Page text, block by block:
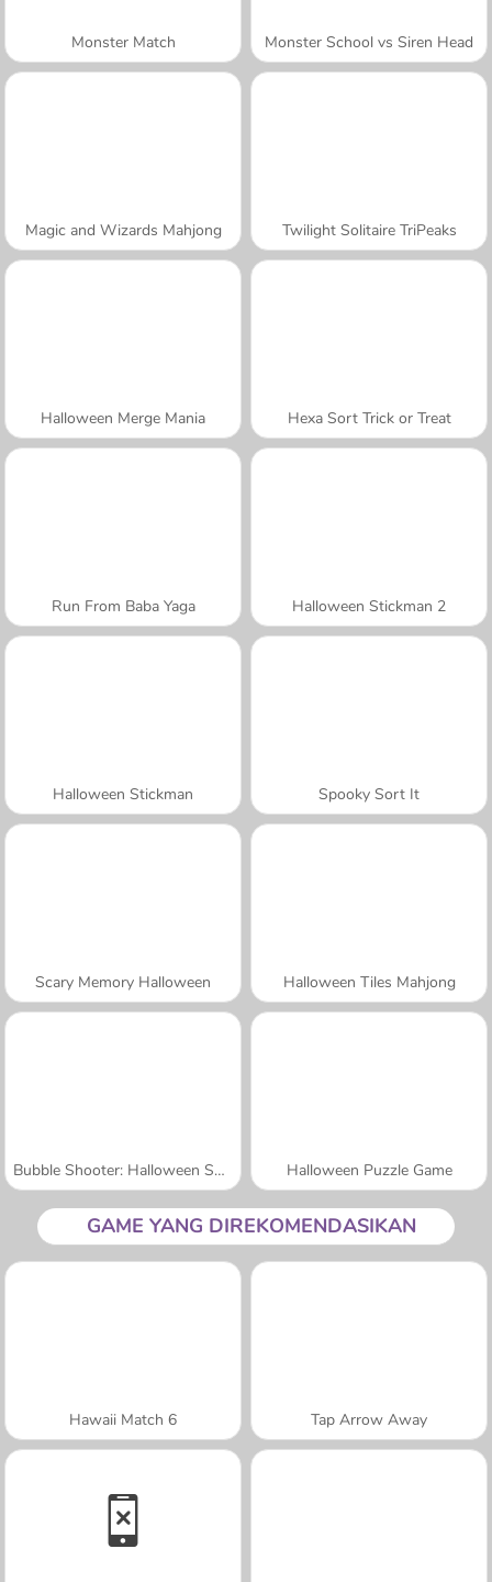
Monster Match Monster School vs Siren Head
Magic and Wizards Mahjong Twilight Solitaire TriPeaks
Halloween Merge Mania Hexa Sort Trick or Treat
Run From Baba Yaga Halloween Stickman 2
Halloween Stickman Spooky Sort It
Scary Memory Halloween Halloween Tiles Mahjong
Bubble Shooter: Halloween Special Halloween Puzzle Game
GAME YANG DIREKOMENDASIKAN
Hawaii Match 6 Tap Arrow Away